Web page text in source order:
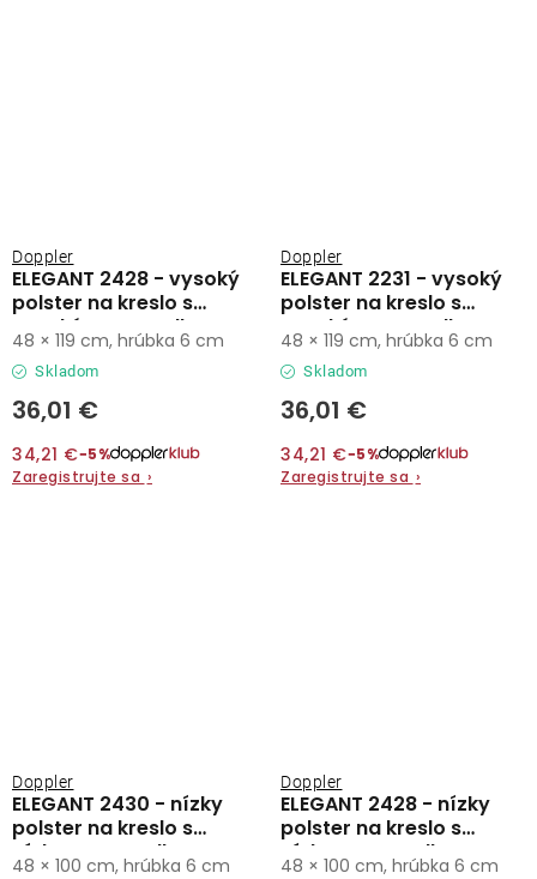
ELEGANT 2428 - vysoký
polster na kreslo s
vysokým operadlom
Doppler
Skladom
36,01 €
34,21 €−5%
Zaregistrujte sa ›
48 × 119 cm, hrúbka 6 cm
ELEGANT 2231 - vysoký
polster na kreslo s
vysokým operadlom
Doppler
Skladom
36,01 €
34,21 €−5%
Zaregistrujte sa ›
48 × 119 cm, hrúbka 6 cm
ELEGANT 2430 - nízky
polster na kreslo s
nízkym operadlom
Doppler
48 × 100 cm, hrúbka 6 cm
ELEGANT 2428 - nízky
polster na kreslo s
nízkym operadlom
Doppler
48 × 100 cm, hrúbka 6 cm